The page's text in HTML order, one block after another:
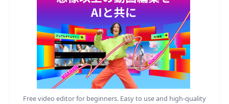
Free video editor for beginners. Easy to use and high-quality